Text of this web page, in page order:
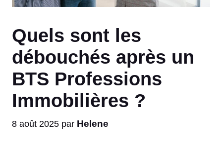
Quels sont les
débouchés après un
BTS Professions
Immobilières ?
8 août 2025 par Helene